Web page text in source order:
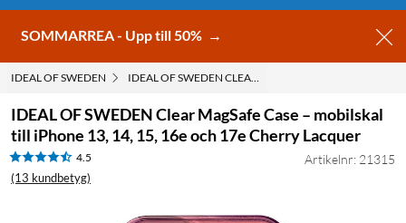
SOMMARREA - Upp till 50% →
IDEAL OF SWEDEN IDEAL OF SWEDEN CLEAR MAGSAFE CASE –
IDEAL OF SWEDEN Clear MagSafe Case – mobilskal
till iPhone 13, 14, 15, 16e och 17e Cherry Lacquer
4.5
(13 kundbetyg)
Artikelnr: 21315